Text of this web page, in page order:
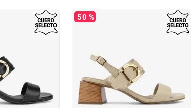
50 %